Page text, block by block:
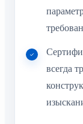
всегда